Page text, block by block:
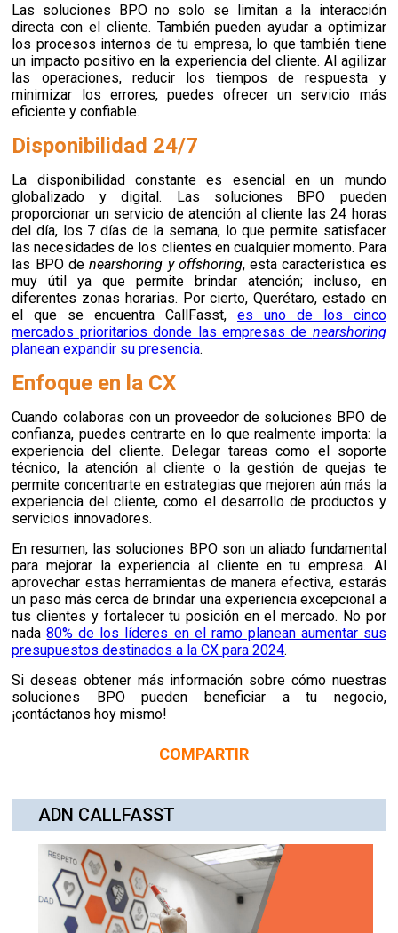
Las soluciones BPO no solo se limitan a la interacción
directa con el cliente. También pueden ayudar a optimizar
los procesos internos de tu empresa, lo que también tiene
un impacto positivo en la experiencia del cliente. Al agilizar
las operaciones, reducir los tiempos de respuesta y
minimizar los errores, puedes ofrecer un servicio más
eficiente y confiable.
Disponibilidad 24/7
La disponibilidad constante es esencial en un mundo
globalizado y digital. Las soluciones BPO pueden
proporcionar un servicio de atención al cliente las 24 horas
del día, los 7 días de la semana, lo que permite satisfacer
las necesidades de los clientes en cualquier momento. Para
las BPO denearshoring y offshoring, esta característica es
muy útil ya que permite brindar atención;
incluso, en
diferentes zonas horarias. Por cierto, Querétaro, estado en
el que se encuentra CallFasst, es uno de los cinco
mercados prioritarios donde las empresas de nearshoring
planean expandir su presencia.
Enfoque en la CX
Cuando colaboras con un proveedor de soluciones BPO de
confianza, puedes centrarte en lo que realmente importa: la
experiencia del cliente. Delegar tareas como el soporte
técnico, la atención al cliente o la gestión de quejas te
permite concentrarte en estrategias que mejoren aún más la
experiencia del cliente, como el desarrollo de productos y
servicios innovadores.
En resumen, las soluciones BPO son un aliado fundamental
para mejorar la experiencia al cliente en tu empresa. Al
aprovechar estas herramientas de manera efectiva, estarás
un paso más cerca de brindar una experiencia excepcional a
tus clientes y fortalecer tu posición en el mercado. No por
nada80% de los líderes en el ramo planean aumentar sus
presupuestos destinados a la CX para 2024.
Si deseas obtener más información sobre cómo nuestras
soluciones BPO pueden beneficiar a tu negocio,
¡contáctanos hoy mismo!
COMPARTIR
ADN CALLFASST